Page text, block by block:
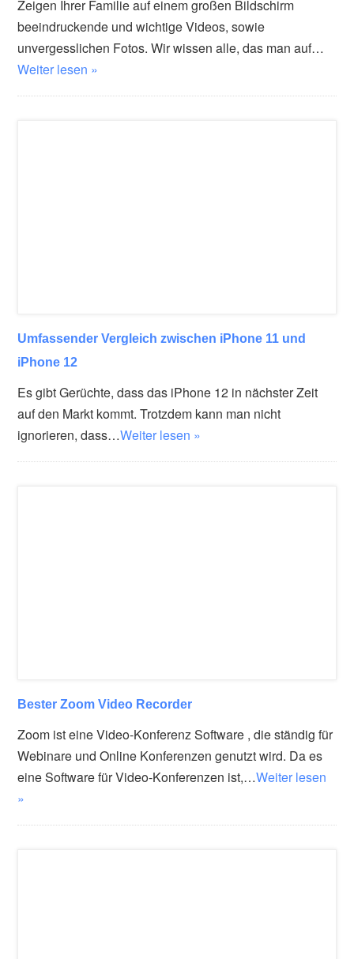
Zeigen Ihrer Familie auf einem großen Bildschirm
beeindruckende und wichtige Videos, sowie
unvergesslichen Fotos. Wir wissen alle, das man auf…
Weiter lesen »
Umfassender Vergleich zwischen iPhone 11 und
iPhone 12
Es gibt Gerüchte, dass das iPhone 12 in nächster Zeit
auf den Markt kommt. Trotzdem kann man nicht
ignorieren, dass…Weiter lesen »
Bester Zoom Video Recorder
Zoom ist eine Video-Konferenz Software , die ständig für
Webinare und Online Konferenzen genutzt wird. Da es
eine Software für Video-Konferenzen ist,…Weiter lesen
»